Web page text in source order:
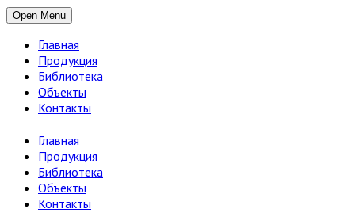
Open Menu
Главная
Продукция
Библиотека
Объекты
Контакты
Главная
Продукция
Библиотека
Объекты
Контакты